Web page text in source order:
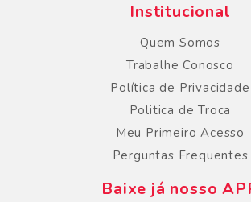
Institucional
Quem Somos
Trabalhe Conosco
Política de Privacidade
Politica de Troca
Meu Primeiro Acesso
Perguntas Frequentes
Baixe já nosso